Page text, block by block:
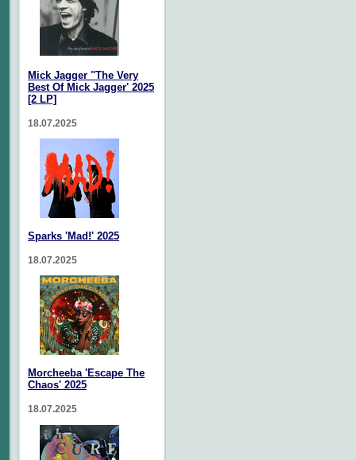
Mick Jagger "The Very
Best Of Mick Jagger' 2025
[2 LP]
18.07.2025
Sparks 'Mad!' 2025
18.07.2025
Morcheeba 'Escape The
Chaos' 2025
18.07.2025